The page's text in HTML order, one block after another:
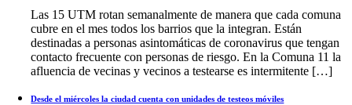
Las 15 UTM rotan semanalmente de manera que cada comuna
cubre en el mes todos los barrios que la integran. Están
destinadas a personas asintomáticas de coronavirus que tengan
contacto frecuente con personas de riesgo. En la Comuna 11 la
afluencia de vecinas y vecinos a testearse es intermitente […]
Desde el miércoles la ciudad cuenta con unidades de testeos móviles